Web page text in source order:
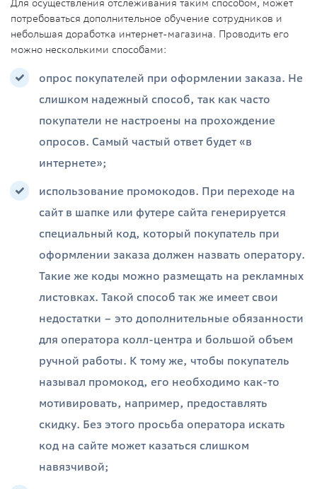
Для осуществления отслеживания таким способом, может
потребоваться дополнительное обучение сотрудников и
небольшая доработка интернет-магазина. Проводить его
можно несколькими способами:
опрос покупателей при оформлении заказа. Не
слишком надежный способ, так как часто
покупатели не настроены на прохождение
опросов. Самый частый ответ будет «в
интернете»;
использование промокодов. При переходе на
сайт в шапке или футере сайта генерируется
специальный код, который покупатель при
оформлении заказа должен назвать оператору.
Такие же коды можно размещать на рекламных
листовках. Такой способ так же имеет свои
недостатки – это дополнительные обязанности
для оператора колл-центра и большой объем
ручной работы. К тому же, чтобы покупатель
называл промокод, его необходимо как-то
мотивировать, например, предоставлять
скидку. Без этого просьба оператора искать
код на сайте может казаться слишком
навязчивой;